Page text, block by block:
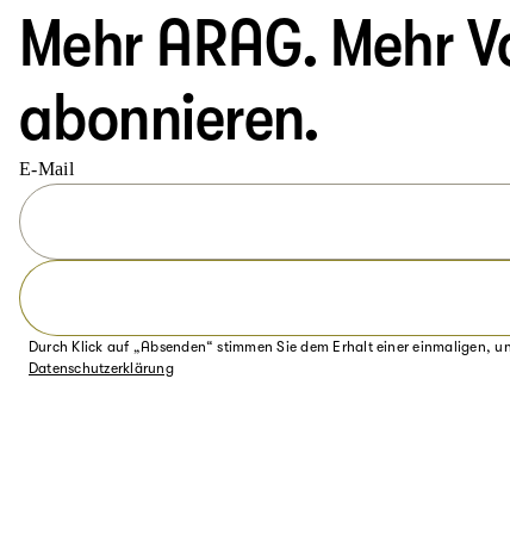
Mehr ARAG. Mehr
abonnieren.
E-Mail
Durch Klick auf „Absenden“ stimmen Sie dem Erhalt einer einmaligen,
Datenschutzerklärung